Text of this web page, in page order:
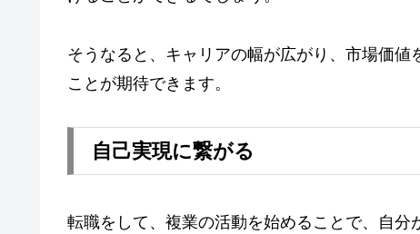
そうなると、キャリアの幅が広がり、市場価
ことが期待できます。
自己実現に繋がる
転職をして、複業の活動を始めることで、自